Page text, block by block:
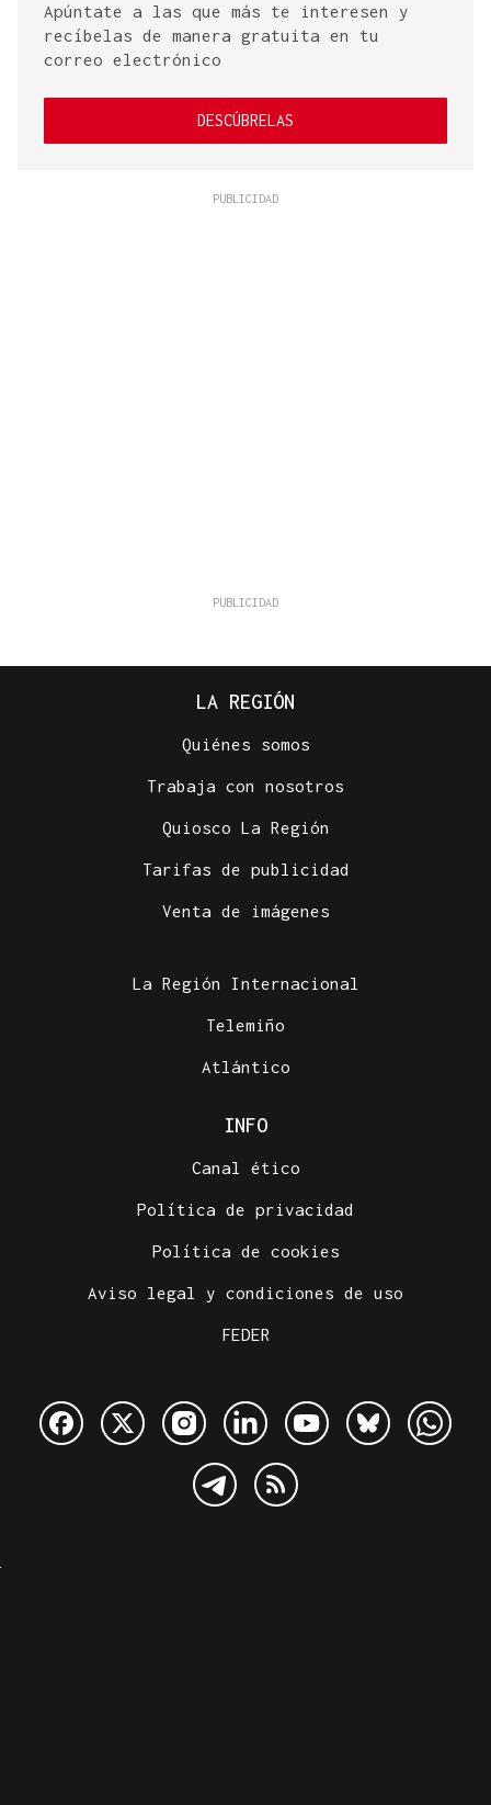
Apúntate a las que más te interesen y
recíbelas de manera gratuita en tu
correo electrónico
DESCÚBRELAS
LA REGIÓN
Quiénes somos
Trabaja con nosotros
Quiosco La Región
Tarifas de publicidad
Venta de imágenes
La Región Internacional
Telemiño
Atlántico
INFO
Canal ético
Política de privacidad
Política de cookies
Aviso legal y condiciones de uso
FEDER